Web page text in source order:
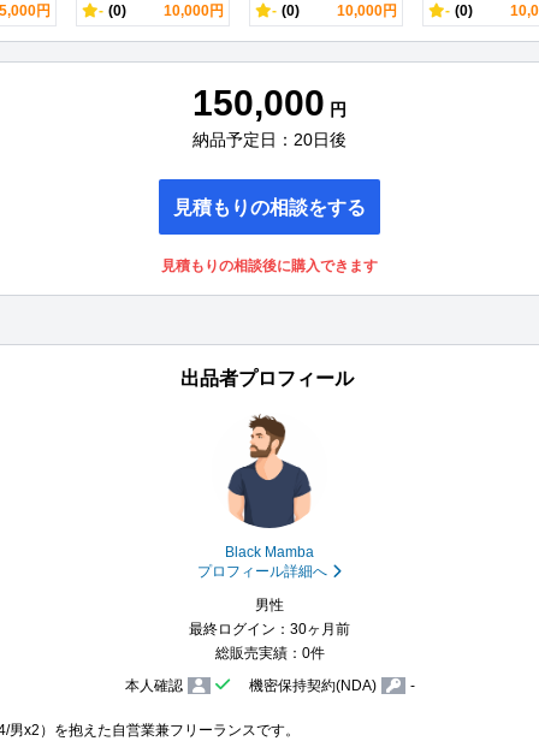
円 - (0) 10,000円 - (0) 10,000円 - (0)
150,000 円
納品予定日：20日後
見積もりの相談をする
見積もりの相談後に購入できます
出品者プロフィール
Black Mamba
プロフィール詳細へ
男性
最終ログイン：30ヶ月前
総販売実績：0件
本人確認
機密保持契約(NDA) -
x2）を抱えた自営業兼フリーランスです。